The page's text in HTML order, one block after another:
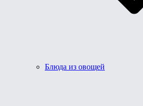
Блюда из овощей